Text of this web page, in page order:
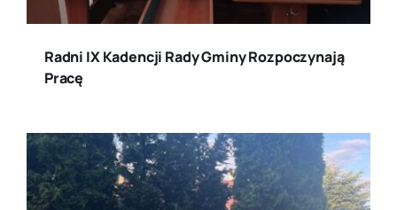
Radni IX Kadencji Rady Gminy Rozpoczynają
Pracę